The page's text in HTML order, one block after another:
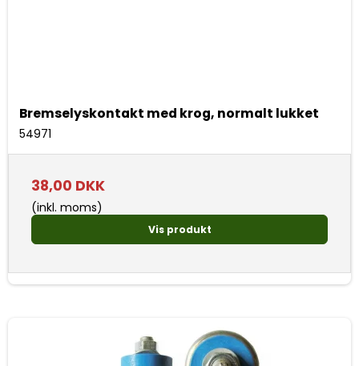
Bremselyskontakt med krog, normalt lukket
54971
38,00 DKK
(inkl. moms)
Vis produkt